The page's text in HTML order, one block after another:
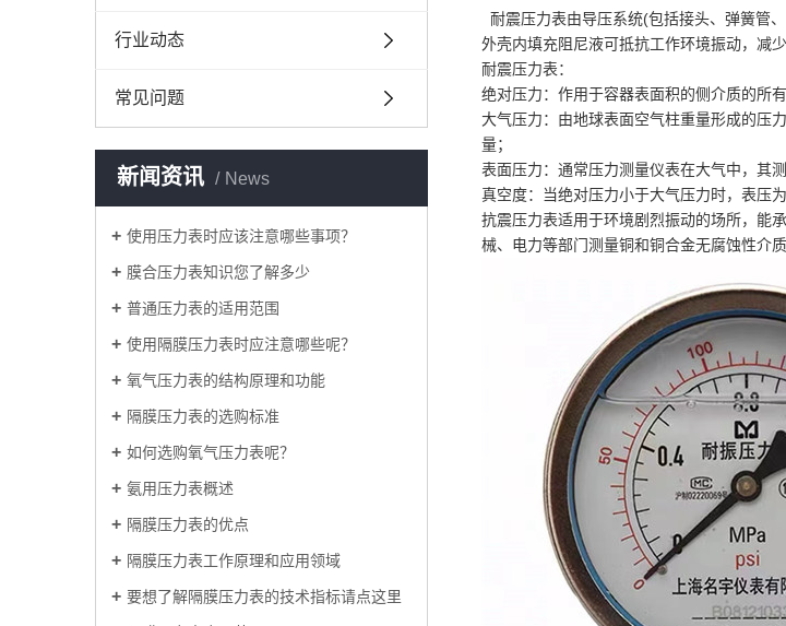
行业动态
常见问题
新闻资讯 News
使用压力表时应该注意哪些事项？
膜合压力表知识您了解多少
普通压力表的适用范围
使用隔膜压力表时应注意哪些呢？
​氧气压力表的结构原理和功能
隔膜压力表的选购标准
如何选购氧气压力表呢？
氨用压力表概述
隔膜压力表的优点
隔膜压力表工作原理和应用领域
要想了解隔膜压力表的技术指标请点这里
耐震压力表由导压系统(包括接头、弹簧管
外壳内填充阻尼液可抵抗工作环境振动，减
耐震压力表：
绝对压力：作用于容器表面积的侧介质的所
大气压力：由地球表面空气柱重量形成的压
量；
表面压力：通常压力测量仪表在大气中，其
真空度：当绝对压力小于大气压力时，表压
抗震压力表适用于环境剧烈振动的场所，能
械、电力等部门测量铜和铜合金无腐蚀性介